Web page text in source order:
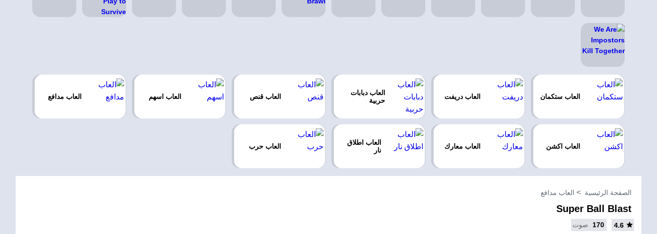
العاب ستكمان العاب دريفت
العاب دبابات
حربية
العاب قنص العاب اسهم العاب مدافع
العاب اكشن العاب معارك
العاب اطلاق
نار
العاب حرب
الصفحة الرئيسية العاب مدافع
Super Ball Blast
4.6
170 صوت